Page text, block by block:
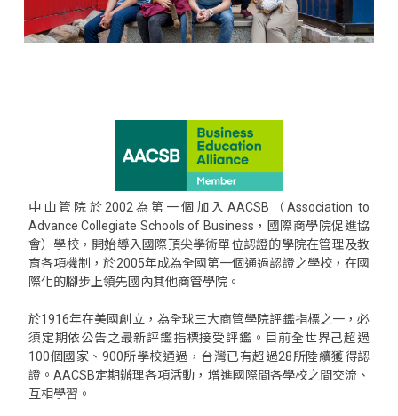
校級姐妹校
國際組織
中山管院於2002為第一個加入AACSB（Association to
Advance Collegiate Schools of Business，國際商學院促進協
會）學校，開始導入國際頂尖學術單位認證的學院在管理及教
育各項機制，於2005年成為全國第一個通過認證之學校，在國
際化的腳步上領先國內其他商管學院。
於1916年在美國創立，為全球三大商管學院評鑑指標之一，必
須定期依公告之最新評鑑指標接受評鑑。目前全世界己超過
100個國家、900所學校通過，台灣已有超過28所陸續獲得認
證。AACSB定期辦理各項活動，增進國際間各學校之間交流、
互相學習。